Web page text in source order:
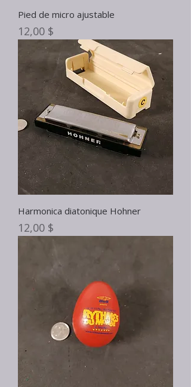
Pied de micro ajustable
Prix
12,00 $
Harmonica diatonique Hohner
Prix
12,00 $